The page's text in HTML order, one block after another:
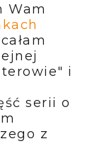
Wam
i
serii o
z